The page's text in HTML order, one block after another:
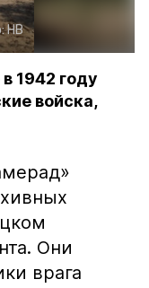
НВ
1942 году
войска,
Они
врага